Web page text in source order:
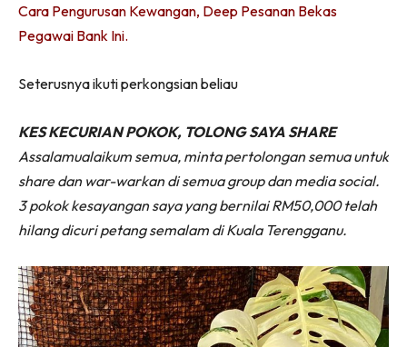
Cara Pengurusan Kewangan, Deep Pesanan Bekas
Pegawai Bank Ini.
Seterusnya ikuti perkongsian beliau
KES KECURIAN POKOK, TOLONG SAYA SHARE
Assalamualaikum semua, minta pertolongan semua untuk
share dan war-warkan di semua group dan media social.
3 pokok kesayangan saya yang bernilai RM50,000 telah
hilang dicuri petang semalam di Kuala Terengganu.